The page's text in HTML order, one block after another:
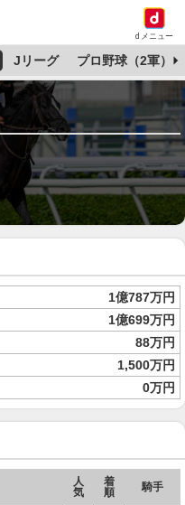
dメニュー
Jリーグ プロ野球（2軍）
1億787万円
1億699万円
88万円
1,500万円
0万円
人
気
着
順
騎手